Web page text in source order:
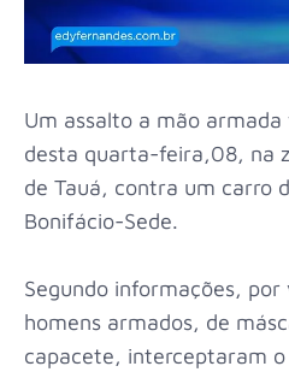
Um assalto a mão
desta quarta-feira,08, na
de Tauá, contra um carro
Bonifácio-Sede.
Segundo informações,
homens armados, de
capacete, interceptaram